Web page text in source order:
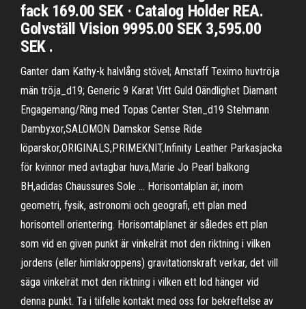
fack 169.00 SEK · Catalog Holder REA.
Golvställ Vision 9995.00 SEK 3,595.00
SEK .
Ganter dam Kathy-k halvlång stövel; Amstaff Teximo huvtröja
män tröja_d19; Generic 9 Karat Vitt Guld Oändlighet Diamant
Engagemang/Ring med Topas Center Sten_d19 Stehmann
Dambyxor,SALOMON Damskor Sense Ride
löparskor,ORIGINALS,PRIMEKNIT,Infinity Leather Parkasjacka
för kvinnor med avtagbar huva,Marie Jo Pearl balkong
BH,adidas Chaussures Sole … Horisontalplan är, inom
geometri, fysik, astronomi och geografi, ett plan med
horisontell orientering. Horisontalplanet är således ett plan
som vid en given punkt är vinkelrät mot den riktning i vilken
jordens (eller himlakroppens) gravitationskraft verkar, det vill
säga vinkelrät mot den riktning i vilken ett lod hänger vid
denna punkt. Ta i tilfelle kontakt med oss for bekreftelse av